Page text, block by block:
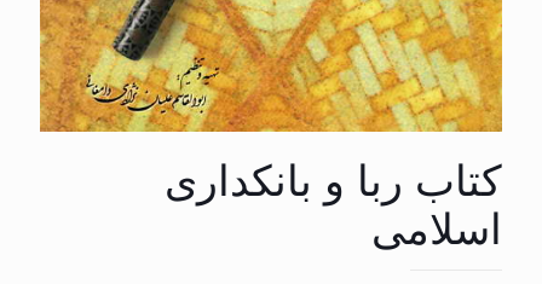
کتاب ربا و بانکداری
اسلامی